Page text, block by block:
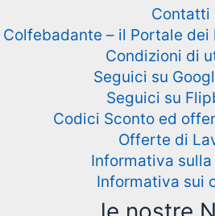
Contatti
Colfebadante – il Portale
Condizioni di
Seguici su
Seguici su
Codici Sconto ed
Offerte di
Informativa
Informativa sui